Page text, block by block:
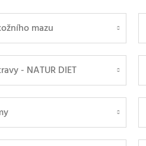
mazu
- NATUR DIET